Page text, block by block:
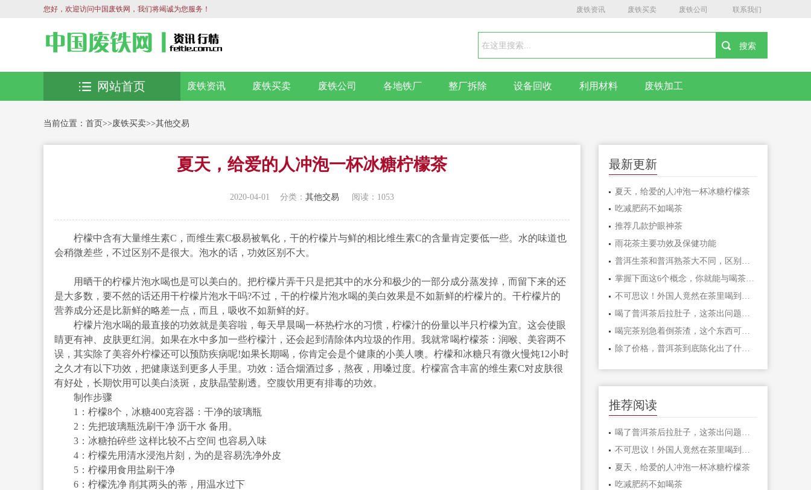
您好，欢迎访问中国废铁网，我们将竭诚为您服务！ 废铁资讯 废铁买卖 废铁公司 联系我们
废铁资讯 废铁买卖 废铁公司 各地铁厂 整厂拆除 设备回收 利用材料 废铁加工
网站首页
当前位置： 首页>>废铁买卖>>其他交易
夏天，给爱的人冲泡一杯冰糖柠檬茶
2020-04-01 分类： 其他交易 阅读：1053
柠檬中含有大量维生素C，而维生素C极易被氧化，干的柠檬片与鲜的相比维生素C的含量肯定要低一些。水的味道也
会稍微差些，不过区别不是很大。泡水的话，功效区别不大。
用晒干的柠檬片泡水喝也是可以美白的。把柠檬片弄干只是把其中的水分和极少的一部分成分蒸发掉，而留下来的还
是大多数，要不然的话还用干柠檬片泡水干吗?不过，干的柠檬片泡水喝的美白效果是不如新鲜的柠檬片的。干柠檬片的
营养成分还是比新鲜的略差一点，而且，吸收不如新鲜的好。
柠檬片泡水喝的最直接的功效就是美容啦，每天早晨喝一杯热柠水的习惯，柠檬汁的份量以半只柠檬为宜。这会使眼
睛更有神、皮肤更红润。如果在水中多加一些柠檬汁，还会起到清除体内垃圾的作用。我就常喝柠檬茶：润喉、美容两不
误，其实除了美容外柠檬还可以预防疾病呢!如果长期喝，你肯定会是个健康的小美人噢。柠檬和冰糖只有微火慢炖12小时
之久才有以下功效，把健康送到更多人手里。功效：适合烟酒过多，熬夜，用嗓过度。柠檬富含丰富的维生素C对皮肤很
有好处，长期饮用可以美白淡斑，皮肤晶莹剔透。空腹饮用更有排毒的功效。
制作步骤
1：柠檬8个，冰糖400克容器：干净的玻璃瓶
2：先把玻璃瓶洗刷干净 沥干水 备用。
3：冰糖拍碎些 这样比较不占空间 也容易入味
4：柠檬先用清水浸泡片刻，为的是容易洗净外皮
5：柠檬用食用盐刷干净
6：柠檬洗净 削其两头的蒂，用温水过下
最新更新
夏天，给爱的人冲泡一杯冰糖柠檬茶
吃减肥药不如喝茶
推荐几款护眼神茶
雨花茶主要功效及保健功能
普洱生茶和普洱熟茶大不同，区别在哪？
掌握下面这6个概念，你就能与喝茶高手切磋啦！
不可思议！外国人竟然在茶里喝到了这么多味道
喝了普洱茶后拉肚子，这茶出问题了吗？
除了价格，普洱茶到底陈化出了什么？
推荐阅读
夏天，给爱的人冲泡一杯冰糖柠檬茶
吃减肥药不如喝茶